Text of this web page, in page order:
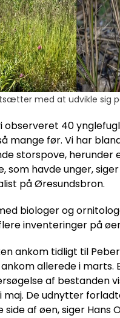
med at udvikle sig
observeret 40
mange før. Vi har
storspove, herunder
som havde unger,
på Øresundsbron.
biologer og
inventeringer på
ankom tidligt til
allerede i marts.
af bestanden
maj. De udnytter
side af øen, siger Hans